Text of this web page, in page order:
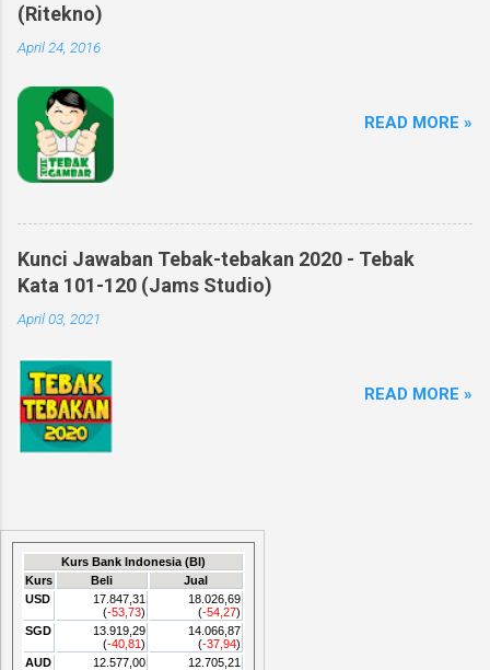
(Ritekno)
April 24, 2016
READ MORE »
Kunci Jawaban Tebak-tebakan 2020 - Tebak
Kata 101-120 (Jams Studio)
April 03, 2021
READ MORE »